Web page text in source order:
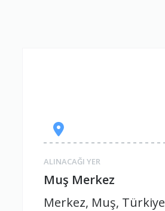
ALINACAĞI YER
Muş Merkez
Merkez, Muş, Türkiye